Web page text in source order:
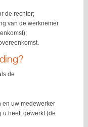
de rechter;
van de werknemer
de
en uw medewerker
u heeft gewerkt (de